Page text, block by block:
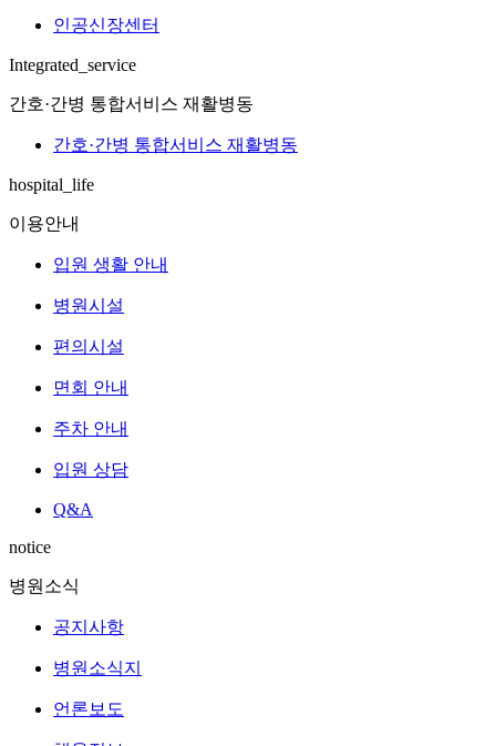
인공신장센터
Integrated_service
간호·간병 통합서비스 재활병동
간호·간병 통합서비스 재활병동
hospital_life
이용안내
입원 생활 안내
병원시설
편의시설
면회 안내
주차 안내
입원 상담
Q&A
notice
병원소식
공지사항
병원소식지
언론보도